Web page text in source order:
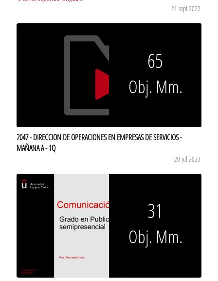
21 sept 2022
65
Obj. Mm.
2047 - DIRECCION DE OPERACIONES EN EMPRESAS DE SERVICIOS -
MAÑANA A - 1Q
20 jul 2023
31
Obj. Mm.